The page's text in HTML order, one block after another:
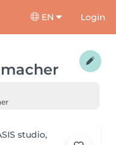
EN Login